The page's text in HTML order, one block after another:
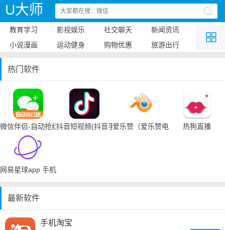
U大师
教育学习 影视娱乐 社交聊天
新闻资讯
小说漫画
运动健身 购物优惠 旅游出行
热门软件
微信伴侣-自动抢红包抖音短视频(抖音手机下载)爱乐赞（爱乐赞电脑手机下载）
热狗直播
网易星球app 手机下载
最新软件
手机淘宝